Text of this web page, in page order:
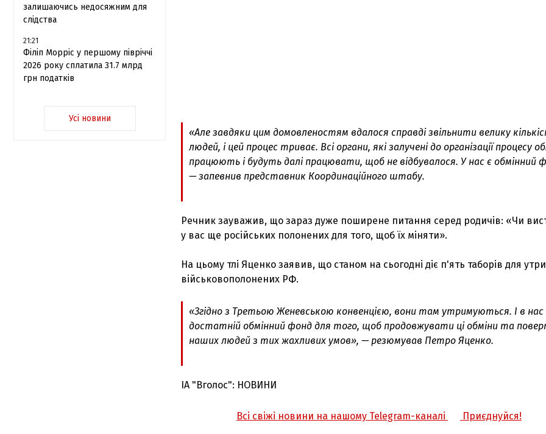
залишаючись недосяжним для
слідства
21:21
Філіп Морріс у першому півріччі
2026 року сплатила 31.7 млрд
грн податків
Усі новини
«Але завдяки цим домовленостям вдалося справді звільнити велику
людей, і цей процес триває. Всі органи, які залучені до організації процесу
працюють і будуть далі працювати, щоб не відбувалося. У нас є обмінний
— запевнив представник Координаційного штабу.
Речник зауважив, що зараз дуже поширене питання серед родичів: «Чи
у вас ще російських полонених для того, щоб їх міняти».
На цьому тлі Яценко заявив, що станом на сьогодні діє п'ять таборів для
військовополонених РФ.
«Згідно з Третьою Женевською конвенцією, вони там утримуються. І в нас
достатній обмінний фонд для того, щоб продовжувати ці обміни та
наших людей з тих жахливих умов», — резюмував Петро Яценко.
ІА "Вголос": НОВИНИ
Всі свіжі новини на нашому Telegram-каналі Приєднуйся!